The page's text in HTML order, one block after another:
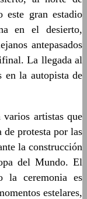
este gran estadio
en el desierto,
antepasados
La llegada al
en la autopista de
artistas que
protesta por las
la construcción
del Mundo. El
la ceremonia es
estelares,